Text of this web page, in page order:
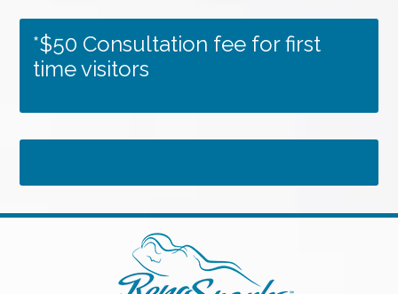
*$50 Consultation fee for first
time visitors